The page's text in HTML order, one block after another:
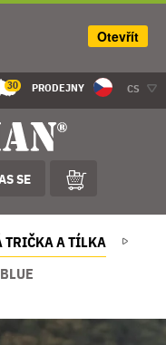
30 PRODEJNY CS
SE
TRIČKA A TÍLKA
Otevřít